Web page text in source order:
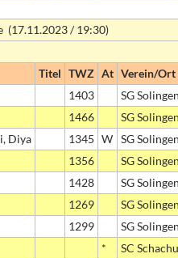
(17.11.2023 / 19:30)
Titel TWZ At Verein/Ort
1403
SG
1466
SG
Diya 1345 W SG
1356
SG
1428
SG
1269
SG
1299
SG
*
SC